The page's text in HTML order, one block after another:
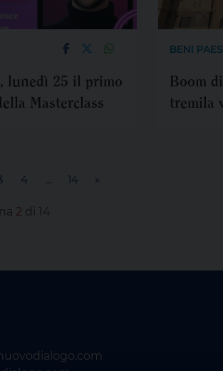
lunedì 25 il primo
Masterclass
BENI
Boom
tremila
4 ... 14 »
2 di 14